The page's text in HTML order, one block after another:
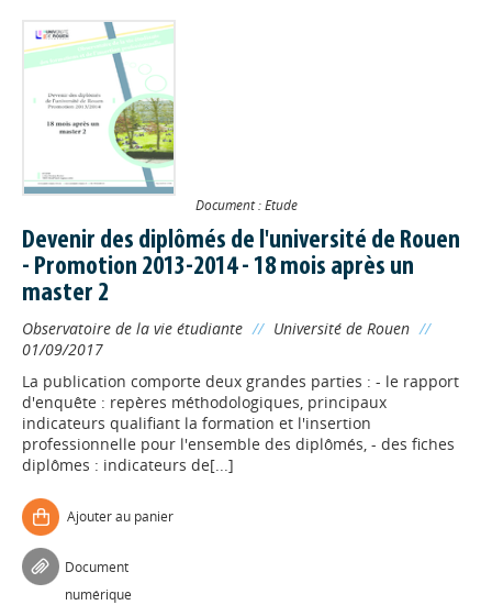
Document : Etude
Devenir des diplômés de l'université de Rouen
- Promotion 2013-2014 - 18 mois après un
master 2
Observatoire de la vie étudiante // Université de Rouen //
01/09/2017
La publication comporte deux grandes parties : - le rapport
d'enquête : repères méthodologiques, principaux
indicateurs qualifiant la formation et l'insertion
professionnelle pour l'ensemble des diplômés, - des fiches
diplômes : indicateurs de[...]
Ajouter au panier
Document
numérique